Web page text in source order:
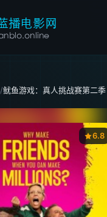
/鱿鱼游戏：真人挑战赛第二季
6.8